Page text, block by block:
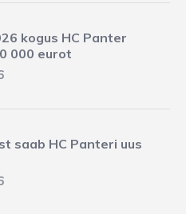
kogus HC Panter
000 eurot
saab HC Panteri uus